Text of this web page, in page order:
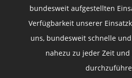
bundesweit aufgestellten
Verfügbarkeit unserer
uns, bundesweit schnelle
nahezu zu jeder Zeit